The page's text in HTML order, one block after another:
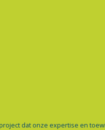
dat onze expertise en